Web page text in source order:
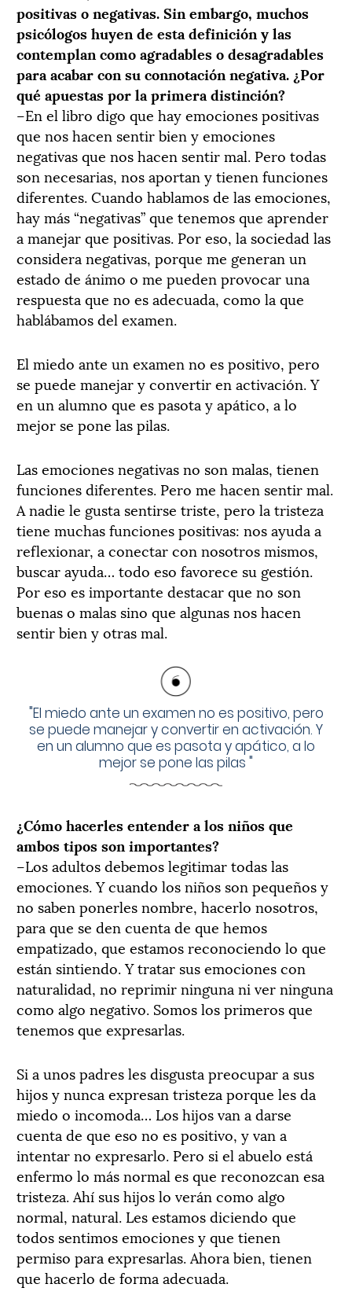
positivas o negativas. Sin embargo, muchos
psicólogos huyen de esta definición y las
contemplan como agradables o desagradables
para acabar con su connotación negativa. ¿Por
qué apuestas por la primera distinción?
–En el libro digo que hay emociones positivas
que nos hacen sentir bien y emociones
negativas que nos hacen sentir mal. Pero todas
son necesarias, nos aportan y tienen funciones
diferentes. Cuando hablamos de las emociones,
hay más “negativas” que tenemos que aprender
a manejar que positivas. Por eso, la sociedad las
considera negativas, porque me generan un
estado de ánimo o me pueden provocar una
respuesta que no es adecuada, como la que
hablábamos del examen.
El miedo ante un examen no es positivo, pero
se puede manejar y convertir en activación. Y
en un alumno que es pasota y apático, a lo
mejor se pone las pilas.
Las emociones negativas no son malas, tienen
funciones diferentes. Pero me hacen sentir mal.
A nadie le gusta sentirse triste, pero la tristeza
tiene muchas funciones positivas: nos ayuda a
reflexionar, a conectar con nosotros mismos,
buscar ayuda… todo eso favorece su gestión.
Por eso es importante destacar que no son
buenas o malas sino que algunas nos hacen
sentir bien y otras mal.
"El miedo ante un examen no es positivo, pero
se puede manejar y convertir en activación. Y
en un alumno que es pasota y apático, a lo
mejor se pone las pilas "
¿Cómo hacerles entender a los niños que
ambos tipos son importantes?
–Los adultos debemos legitimar todas las
emociones. Y cuando los niños son pequeños y
no saben ponerles nombre, hacerlo nosotros,
para que se den cuenta de que hemos
empatizado, que estamos reconociendo lo que
están sintiendo. Y tratar sus emociones con
naturalidad, no reprimir ninguna ni ver ninguna
como algo negativo. Somos los primeros que
tenemos que expresarlas.
Si a unos padres les disgusta preocupar a sus
hijos y nunca expresan tristeza porque les da
miedo o incomoda… Los hijos van a darse
cuenta de que eso no es positivo, y van a
intentar no expresarlo. Pero si el abuelo está
enfermo lo más normal es que reconozcan esa
tristeza. Ahí sus hijos lo verán como algo
normal, natural. Les estamos diciendo que
todos sentimos emociones y que tienen
permiso para expresarlas. Ahora bien, tienen
que hacerlo de forma adecuada.